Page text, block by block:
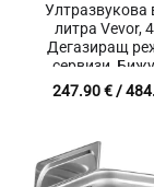
Ултразвукова
литра Vevor,
Дегазиращ
сервизи,
247.90€/